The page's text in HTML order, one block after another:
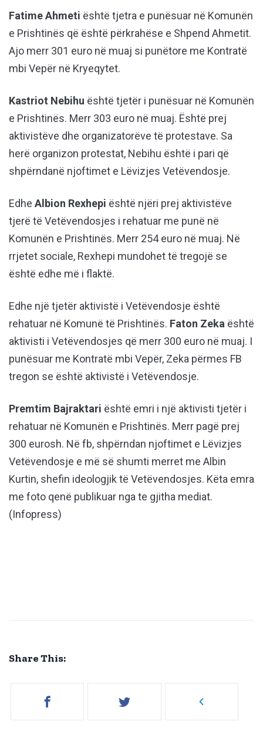
Fatime Ahmeti është tjetra e punësuar në Komunën
e Prishtinës që është përkrahëse e Shpend Ahmetit.
Ajo merr 301 euro në muaj si punëtore me Kontratë
mbi Vepër në Kryeqytet.
Kastriot Nebihu është tjetër i punësuar në Komunën
e Prishtinës. Merr 303 euro në muaj. Është prej
aktivistëve dhe organizatorëve të protestave. Sa
herë organizon protestat, Nebihu është i pari që
shpërndanë njoftimet e Lëvizjes Vetëvendosje.
Edhe Albion Rexhepi është njëri prej aktivistëve
tjerë të Vetëvendosjes i rehatuar me punë në
Komunën e Prishtinës. Merr 254 euro në muaj. Në
rrjetet sociale, Rexhepi mundohet të tregojë se
është edhe më i flaktë.
Edhe një tjetër aktivistë i Vetëvendosje është
rehatuar në Komunë të Prishtinës. Faton Zeka është
aktivisti i Vetëvendosjes që merr 300 euro në muaj. I
punësuar me Kontratë mbi Vepër, Zeka përmes FB
tregon se është aktivistë i Vetëvendosje.
Premtim Bajraktari është emri i një aktivisti tjetër i
rehatuar në Komunën e Prishtinës. Merr pagë prej
300 eurosh. Në fb, shpërndan njoftimet e Lëvizjes
Vetëvendosje e më së shumti merret me Albin
Kurtin, shefin ideologjik të Vetëvendosjes. Këta emra
me foto qenë publikuar nga te gjitha mediat.
(Infopress)
Share This: